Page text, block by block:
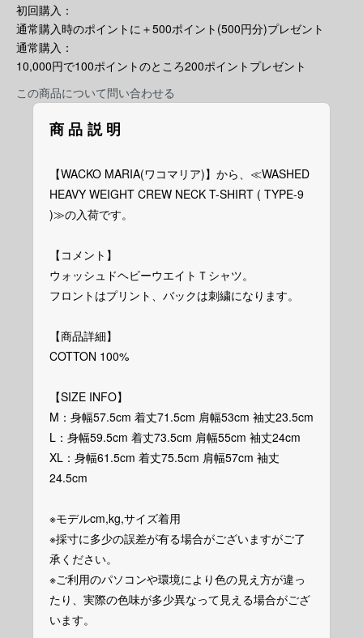
初回購入：
通常購入時のポイントに＋500ポイント(500円分)プレゼント
通常購入：
10,000円で100ポイントのところ200ポイントプレゼント
この商品について問い合わせる
商品説明
【WACKO MARIA(ワコマリア)】から、≪WASHED
HEAVY WEIGHT CREW NECK T-SHIRT ( TYPE-9
)≫の入荷です。
【コメント】
ウォッシュドヘビーウエイトＴシャツ。
フロントはプリント、バックは刺繍になります。
【商品詳細】
COTTON 100%
【SIZE INFO】
M：身幅57.5cm 着丈71.5cm 肩幅53cm 袖丈23.5cm
L：身幅59.5cm 着丈73.5cm 肩幅55cm 袖丈24cm
XL：身幅61.5cm 着丈75.5cm 肩幅57cm 袖丈
24.5cm
※モデルcm,kg,サイズ着用
※採寸に多少の誤差が有る場合がございますがご了
承ください。
※ご利用のパソコンや環境により色の見え方が違っ
たり、実際の色味が多少異なって見える場合がござ
います。